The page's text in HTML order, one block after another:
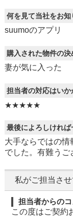
何を見て当社をお知
suumoのアプリ
購入された物件の決
妻が気に入った
担当者の対応はいか
★★★★★
最後によろしければ
大手ならではの
でした。有難うご
私がご担当さ
担当者からのコ
この度はご契約